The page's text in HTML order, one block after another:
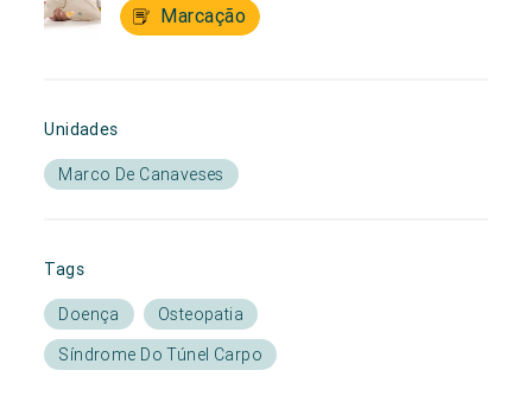
Marcação
Unidades
Marco De Canaveses
Tags
Doença
Osteopatia
Síndrome Do Túnel Carpo